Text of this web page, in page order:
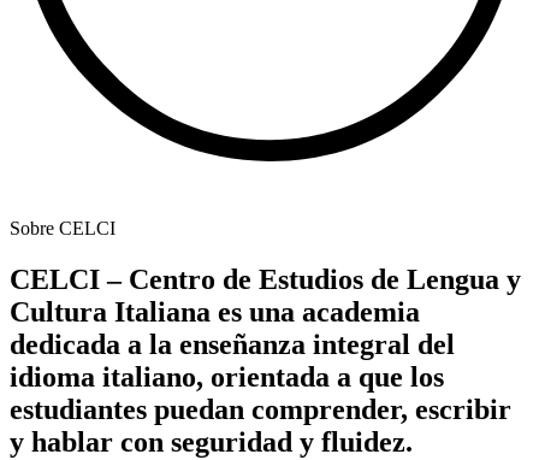
Sobre CELCI
CELCI – Centro de Estudios de Lengua y
Cultura Italiana es una academia
dedicada a la enseñanza integral del
idioma italiano, orientada a que los
estudiantes puedan comprender, escribir
y hablar con seguridad y fluidez.